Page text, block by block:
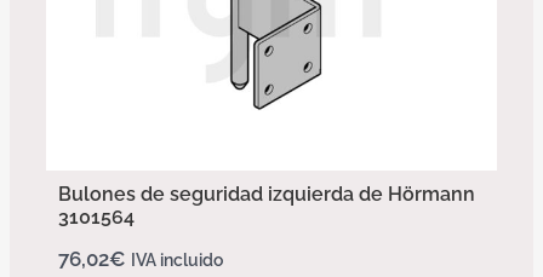
Bulones de seguridad izquierda de Hörmann
3101564
76,02€ IVA incluido